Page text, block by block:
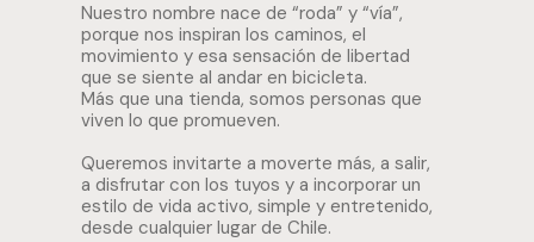
Nuestro nombre nace de “roda” y “vía”,
porque nos inspiran los caminos, el
movimiento y esa sensación de libertad
que se siente al andar en bicicleta.
Más que una tienda, somos personas que
viven lo que promueven.
Queremos invitarte a moverte más, a salir,
a disfrutar con los tuyos y a incorporar un
estilo de vida activo, simple y entretenido,
desde cualquier lugar de Chile.